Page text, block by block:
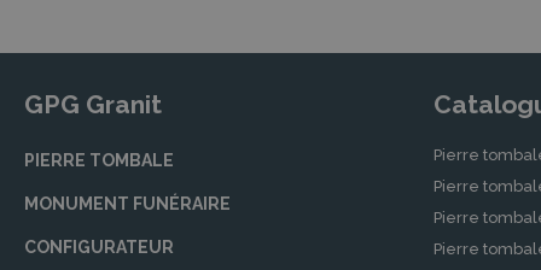
GPG Granit
PIERRE TOMBALE
MONUMENT FUNÉRAIRE
CONFIGURATEUR
Pierre
Pierre
Pierre
Pierre